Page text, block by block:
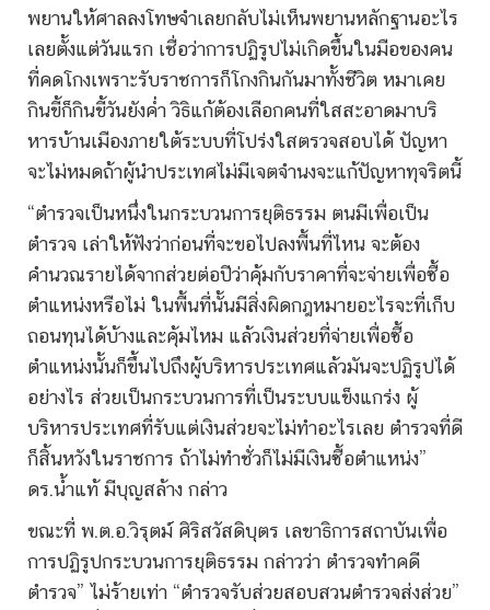
พยานให้ศาลลงโทษจำเลยกลับไม่เห็นพยานหลักฐานอะไร
เลยตั้งแต่วันแรก เชื่อว่าการปฏิรูปไม่เกิดขึ้นในมือของคน
ที่คดโกงเพราะรับราชการก็โกงกินกันมาทั้งชีวิต หมาเคย
กินขี้ก็กินขี้วันยังค่ำ วิธิแก้ต้องเลือกคนที่ใสสะอาดมาบริ
หารบ้านเมืองภายใต้ระบบที่โปร่งใสตรวจสอบได้ ปัญหา
จะไม่หมดถ้าผู้นำประเทศไม่มีเจตจำนงจะแก้ปัญหาทุจริตนี้
“ตำรวจเป็นหนึ่งในกระบวนการยุติธรรม ตนมีเพื่อเป็น
ตำรวจ เล่าให้ฟังว่าก่อนที่จะขอไปลงพื้นที่ไหน จะต้อง
คำนวณรายได้จากส่วยต่อปีว่าคุ้มกับราคาที่จะจ่ายเพื่อซื้อ
ตำแหน่งหรือไม่ ในพื้นที่นั้นมีสิ่งผิดกฎหมายอะไรจะที่เก็บ
ถอนทุนได้บ้างและคุ้มไหม แล้วเงินส่วยที่จ่ายเพื่อซื้อ
ตำแหน่งนั้นก็ขึ้นไปถึงผู้บริหารประเทศแล้วมันจะปฏิรูปได้
อย่างไร ส่วยเป็นกระบวนการที่เป็นระบบแข็งแกร่ง ผู้
บริหารประเทศที่รับแต่เงินส่วยจะไม่ทำอะไรเลย ตำรวจที่ดี
ก็สิ้นหวังในราชการ ถ้าไม่ทำชั่วก็ไม่มีเงินซื้อตำแหน่ง”
ดร.น้ำแท้ มีบุญสล้าง กล่าว
ขณะที่ พ.ต.อ.วิรุตม์ ศิริสวัสดิบุตร เลขาธิการสถาบันเพื่อ
การปฏิรูปกระบวนการยุติธรรม กล่าวว่า ตำรวจทำคดี
ตำรวจ” ไม่ร้ายเท่า “ตำรวจรับส่วยสอบสวนตำรวจส่งส่วย”